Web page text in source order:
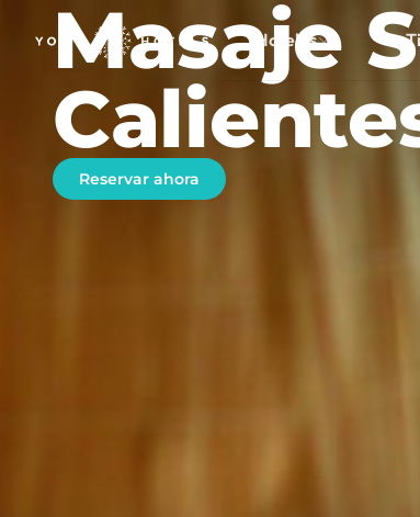
Hoteles
Masaje
Reservar ahora